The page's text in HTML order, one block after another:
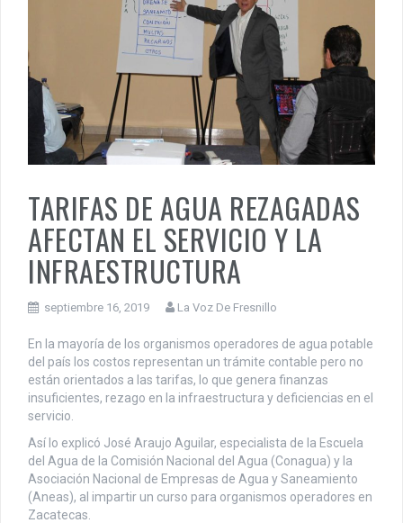
TARIFAS DE AGUA REZAGADAS
AFECTAN EL SERVICIO Y LA
INFRAESTRUCTURA
septiembre 16, 2019 La Voz De Fresnillo
En la mayoría de los organismos operadores de agua potable
del país los costos representan un trámite contable pero no
están orientados a las tarifas, lo que genera finanzas
insuficientes, rezago en la infraestructura y deficiencias en el
servicio.
Así lo explicó José Araujo Aguilar, especialista de la Escuela
del Agua de la Comisión Nacional del Agua (Conagua) y la
Asociación Nacional de Empresas de Agua y Saneamiento
(Aneas), al impartir un curso para organismos operadores en
Zacatecas.